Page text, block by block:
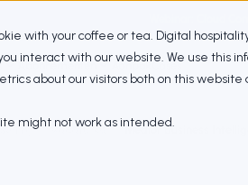
with your coffee or tea. Digital
interact with our website. We use this
about our visitors both on this
might not work as intended.
Abonnementen AanpakCases
bij Vacatures Medior Business